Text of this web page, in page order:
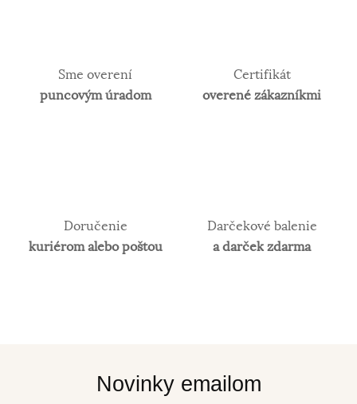
Sme overení
puncovým úradom
Certifikát
overené zákazníkmi
Doručenie
kuriérom alebo poštou
Darčekové balenie
a darček zdarma
Novinky emailom